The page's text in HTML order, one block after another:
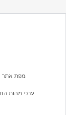
החיים
מפת אתר
ערכי מהות